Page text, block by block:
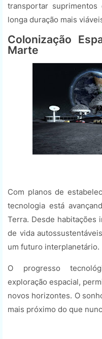
transportar
longa duração mais
Colonização
Marte
Com planos de
tecnologia está
Terra. Desde habitações
de vida
um futuro interplanetário.
O progresso
exploração espacial,
novos horizontes. O
mais próximo do que